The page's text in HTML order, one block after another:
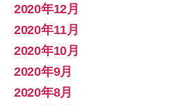
2020年12月
2020年11月
2020年10月
2020年9月
2020年8月